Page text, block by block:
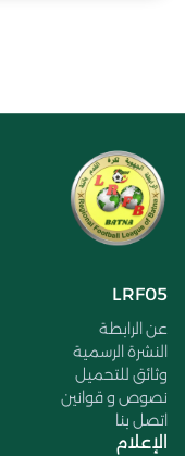
LRF05
عن الرابطة
النشرة الرسمية
وثائق للتحميل
نصوص و قوانين
اتصل بنا
الإعلام